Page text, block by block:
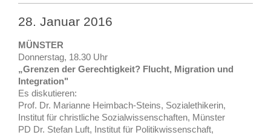
28. Januar 2016
MÜNSTER
Donnerstag, 18.30 Uhr
„Grenzen der Gerechtigkeit? Flucht, Migration und
Integration"
Es diskutieren:
Prof. Dr. Marianne Heimbach-Steins, Sozialethikerin,
Institut für christliche Sozialwissenschaften, Münster
PD Dr. Stefan Luft, Institut für Politikwissenschaft,